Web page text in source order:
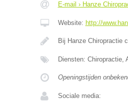
E-mail › Hanze
Website: http://
Bij Hanze Chiropractie
Diensten: Chiropractie,
Openingstijden
Sociale media: